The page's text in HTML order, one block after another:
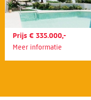
Prijs € 335.000,-
Meer informatie